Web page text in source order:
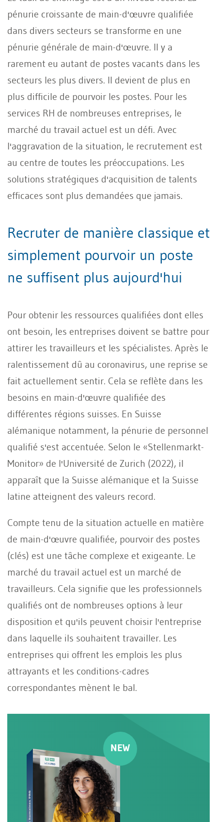
pénurie croissante de main-d'œuvre qualifiée
dans divers secteurs se transforme en une
pénurie générale de main-d'œuvre. Il y a
rarement eu autant de postes vacants dans les
secteurs les plus divers. Il devient de plus en
plus difficile de pourvoir les postes. Pour les
services RH de nombreuses entreprises, le
marché du travail actuel est un défi. Avec
l'aggravation de la situation, le recrutement est
au centre de toutes les préoccupations. Les
solutions stratégiques d'acquisition de talents
efficaces sont plus demandées que jamais.
Recruter de manière classique et
simplement pourvoir un poste
ne suffisent plus aujourd'hui
Pour obtenir les ressources qualifiées dont elles
ont besoin, les entreprises doivent se battre pour
attirer les travailleurs et les spécialistes. Après le
ralentissement dû au coronavirus, une reprise se
fait actuellement sentir. Cela se reflète dans les
besoins en main-d'œuvre qualifiée des
différentes régions suisses. En Suisse
alémanique notamment, la pénurie de personnel
qualifié s'est accentuée. Selon le «Stellenmarkt-
Monitor» de l'Université de Zurich (2022), il
apparaît que la Suisse alémanique et la Suisse
latine atteignent des valeurs record.
Compte tenu de la situation actuelle en matière
de main-d'œuvre qualifiée, pourvoir des postes
(clés) est une tâche complexe et exigeante. Le
marché du travail actuel est un marché de
travailleurs. Cela signifie que les professionnels
qualifiés ont de nombreuses options à leur
disposition et qu'ils peuvent choisir l'entreprise
dans laquelle ils souhaitent travailler. Les
entreprises qui offrent les emplois les plus
attrayants et les conditions-cadres
correspondantes mènent le bal.